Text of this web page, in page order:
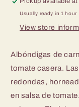
Usually ready in 1 hour
View store
Albóndigas de
tomate casera.
redondas,
en salsa de